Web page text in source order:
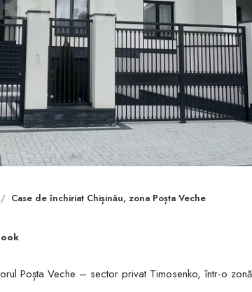
Case de închiriat Chișinău, zona Poșta Veche
Poșta Veche – sector privat Timosenko, într-o